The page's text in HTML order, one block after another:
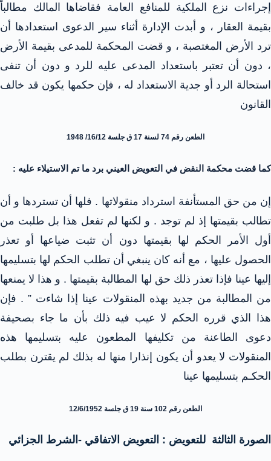
إجراءات نزع الملكية للمنافع العامة فقاضاها المالك مطالباً
بقيمة العقار ، و أبدت الإدارة أثناء سير الدعوى استعدادها أن
ترد الأرض المغتصبة ، و قضت المحكمة للمدعى بقيمة الأرض
، دون أن تعتبر باستعداد المدعى عليه للرد و دون أن تنفى
استحالة الرد أو جدية الاستعداد له ، فإن حكمها يكون قد خالف
القانون
الطعن رقم 74 لسنة 17 ق جلسة 16/12/ 1948
كما قضت محكمة النقض في التعويض العيني برد ما تم الاستيلاء عليه :
إن من حق المستأنفة استرداد منقولاتها . فلها أن تستردها و أن
تطالب بقيمتها إذ لم توجد . و لكنها لم تفعل هذا بل طلبت من
أول الأمر الحكم لها بقيمتها دون أن تثبت ضياعها أو تعذر
الحصول عليها ، مع أنه كان ينبغي أن تطلب الحكم لها بتسليمها
إليها عينا فإذا تعذر ذلك حق لها المطالبة بقيمتها . و هذا لا يمنعها
من المطالبة من جديد بهذه المنقولات عينا إذا شاءت ” . فإن
هذا الذي قرره الحكم لا عيب فيه ذلك بأن ما جاء بصحيفة
دعوى الطاعنة من تكليفها المطعون عليه بتسليمها هذه
المنقولات لا يعدو أن يكون إنذارا منها له بذلك لم يقترن بطلب
الحكـم بتسليمها عينا
الطعن رقم 102 سنة 19 ق جلسة 12/6/1952
الصورة الثالثة للتعويض : التعويض الاتفاقي -الشرط الجزائي